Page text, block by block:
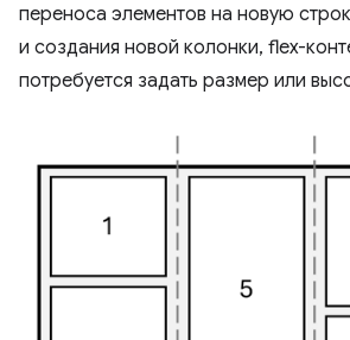
переноса элементов на новую
и создания новой колонки, flex-
потребуется задать размер или